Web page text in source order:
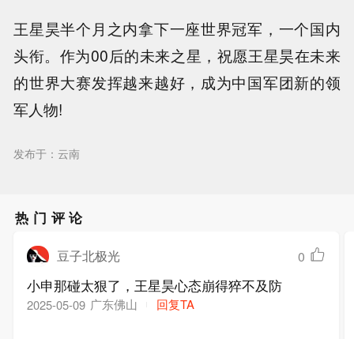
王星昊半个月之内拿下一座世界冠军，一个国内
头衔。作为00后的未来之星，祝愿王星昊在未来
的世界大赛发挥越来越好，成为中国军团新的领
军人物!
发布于：云南
热门评论
豆子北极光 0
小申那碰太狠了，王星昊心态崩得猝不及防
2025-05-09 广东佛山 回复TA